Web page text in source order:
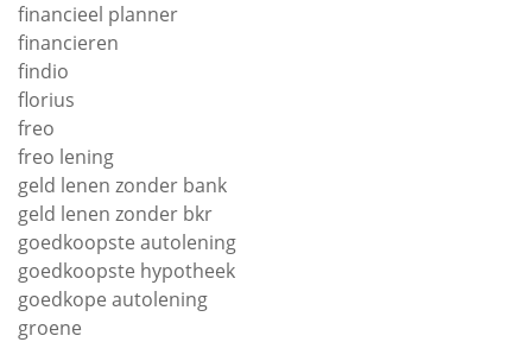
financieel planner
financieren
findio
florius
freo
freo lening
geld lenen zonder bank
geld lenen zonder bkr
goedkoopste autolening
goedkoopste hypotheek
goedkope autolening
groene